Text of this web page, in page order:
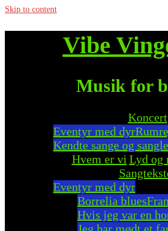
Skip to content
Vibe
Musik for
Koncert
Eventyr med dyr
Kendte sange og
Hvem er vi Lyd og
Eventyr med dyr
Borrelia blues
Hvis jeg var en